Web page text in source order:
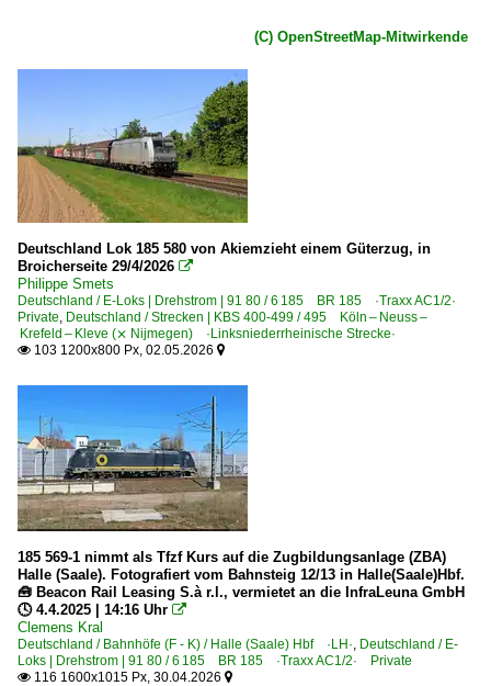
(C) OpenStreetMap-Mitwirkende
Deutschland Lok 185 580 von Akiemzieht einem Güterzug, in
Broicherseite 29/4/2026 
Philippe Smets
Deutschland / E-Loks | Drehstrom | 91 80 / 6 185 BR 185 ·Traxx AC1/2·
Private, Deutschland / Strecken | KBS 400-499 / 495 Köln – Neuss –
Krefeld – Kleve (⨯ Nijmegen) ·Linksniederrheinische Strecke·
 103 1200x800 Px, 02.05.2026 
185 569-1 nimmt als Tfzf Kurs auf die Zugbildungsanlage (ZBA)
Halle (Saale). Fotografiert vom Bahnsteig 12/13 in Halle(Saale)Hbf.
🧰 Beacon Rail Leasing S.à r.l., vermietet an die InfraLeuna GmbH
🕓 4.4.2025 | 14:16 Uhr 
Clemens Kral
Deutschland / Bahnhöfe (F - K) / Halle (Saale) Hbf ·LH·, Deutschland / E-
Loks | Drehstrom | 91 80 / 6 185 BR 185 ·Traxx AC1/2· Private
 116 1600x1015 Px, 30.04.2026 